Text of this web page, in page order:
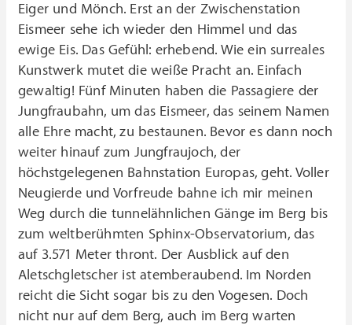
Eiger und Mönch. Erst an der Zwischenstation
Eismeer sehe ich wieder den Himmel und das
ewige Eis. Das Gefühl: erhebend. Wie ein surreales
Kunstwerk mutet die weiße Pracht an. Einfach
gewaltig! Fünf Minuten haben die Passagiere der
Jungfraubahn, um das Eismeer, das seinem Namen
alle Ehre macht, zu bestaunen. Bevor es dann noch
weiter hinauf zum Jungfraujoch, der
höchstgelegenen Bahnstation Europas, geht. Voller
Neugierde und Vorfreude bahne ich mir meinen
Weg durch die tunnelähnlichen Gänge im Berg bis
zum weltberühmten Sphinx-Observatorium, das
auf 3.571 Meter thront. Der Ausblick auf den
Aletschgletscher ist atemberaubend. Im Norden
reicht die Sicht sogar bis zu den Vogesen. Doch
nicht nur auf dem Berg, auch im Berg warten